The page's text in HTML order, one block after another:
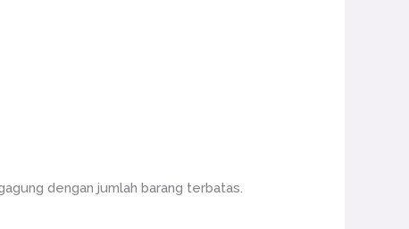
dengan jumlah barang terbatas.